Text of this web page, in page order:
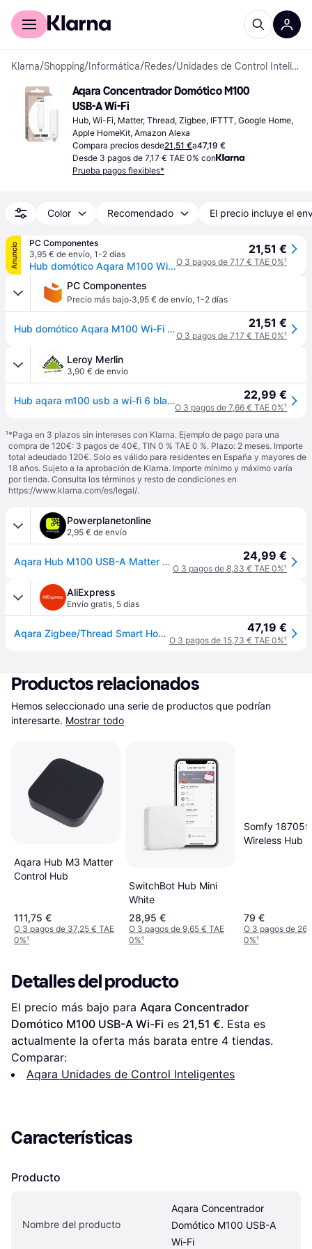
Comprar con Klarna
Klarna/Shopping/ Informática/Redes/ Unidades de Control Inteligentes
Aqara Concentrador Domótico M100
USB-A Wi-Fi
Hub, Wi-Fi, Matter, Thread, Zigbee, IFTTT, Google Home,
Apple HomeKit, Amazon Alexa
Compara precios desde21,51 €a47,19 €
Desde 3 pagos de 7,17 € TAE 0% con
Prueba pagos flexibles*
Color Recomendado El precio incluye el
Anuncio
PC Componentes
3,95 € de envío, 1-2 días
Hub domótico Aqara M100 Wi-Fi 6 Zigbee Thread Matter Local Automation USB-A
21,51 €
O 3 pagos de 7,17 € TAE 0%¹
PC Componentes
Precio más bajo·3,95 € de envío, 1-2 días
Hub domótico Aqara M100 Wi-Fi 6 Zigbee Thread Matter Local Automation USB-A 21,51 €
O 3 pagos de 7,17 € TAE 0%¹
Leroy Merlin
3,90 € de envío
Hub aqara m100 usb a wi-fi 6 blanco 22,99 €
O 3 pagos de 7,66 € TAE 0%¹
¹*Paga en 3 plazos sin intereses con Klarna. Ejemplo de pago para una
compra de 120€: 3 pagos de 40€, TIN 0 % TAE 0 %. Plazo: 2 meses. Importe
total adeudado 120€. Solo es válido para residentes en España y mayores de
18 años. Sujeto a la aprobación de Klarna. Importe mínimo y máximo varía
por tienda. Consulta los términos y resto de condiciones en
https://www.klarna.com/es/legal/.
Powerplanetonline
2,95 € de envío
Aqara Hub M100 USB-A Matter WiFi 6 - Centro de Control Smart Home 24,99 €
O 3 pagos de 8,33 € TAE 0%¹
AliExpress
Envío gratis, 5 días
Aqara Zigbee/Thread Smart Home Hub M100, hub de hogar inteligente alimentado por USB, funciona como puente de material y controlador de material, compatible con Apple HomeKit, Alexa y Google 47,19 €
O 3 pagos de 15,73 € TAE 0%¹
Productos relacionados
Hemos seleccionado una serie de productos que podrían
interesarte. Mostrar todo
Aqara Hub M3 Matter
Control Hub
111,75 €
O 3 pagos de 37,25 € TAE
0%¹
SwitchBot Hub Mini
White
28,95 €
O 3 pagos de 9,65 € TAE
0%¹
Somfy
Wireless Hub
79 €
O 3 pagos de
0%¹
Detalles del producto
El precio más bajo para Aqara Concentrador
Domótico M100 USB-A Wi-Fi es 21,51 €. Esta es
actualmente la oferta más barata entre 4 tiendas.
Comparar:
Aqara Unidades de Control Inteligentes
Características
Producto
Nombre del producto
Aqara Concentrador
Domótico M100 USB-A
Wi-Fi